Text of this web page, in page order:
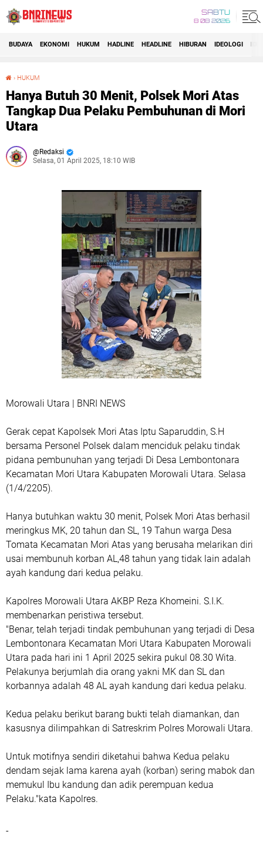
SABTU
8 08 2026
BUDAYA EKONOMI HUKUM HADLINE HEADLINE HIBURAN IDEOLOGI
› HUKUM
Hanya Butuh 30 Menit, Polsek Mori Atas
Tangkap Dua Pelaku Pembuhunan di Mori
Utara
Redaksi
Selasa, 01 April 2025, 18:10 WIB
Morowali Utara | BNRI NEWS
Gerak cepat Kapolsek Mori Atas Iptu Saparuddin, S.H
bersama Personel Polsek dalam menciduk pelaku tindak
pidana pembunuhan yang terjadi Di Desa Lembontonara
Kecamatan Mori Utara Kabupaten Morowali Utara. Selasa
(1/4/2205).
Hanya butuhkan waktu 30 menit, Polsek Mori Atas berhasil
meringkus MK, 20 tahun dan SL, 19 Tahun warga Desa
Tomata Kecamatan Mori Atas yang berusaha melarikan diri
usai membunuh korban AL,48 tahun yang tidak lain adalah
ayah kandung dari kedua pelaku.
Kapolres Morowali Utara AKBP Reza Khomeini. S.I.K.
membenarkan peristiwa tersebut.
"Benar, telah terjadi tindak pembuhunan yang terjadi di Desa
Lembontonara Kecamatan Mori Utara Kabupaten Morowali
Utara pada hari ini 1 April 2025 sekira pukul 08.30 Wita.
Pelakunya berjumlah dia orang yakni MK dan SL dan
korbannya adalah 48 AL ayah kandung dari kedua pelaku.
Kedua pelaku berikut barang bukti telah diamankan, dan
kasusnya dilimpahkan di Satreskrim Polres Morowali Utara.
Untuk motifnya sendiri diketahui bahwa Kedua pelaku
dendam sejak lama karena ayah (korban) sering mabok dan
memukul Ibu kandung dan adik perempuan kedua
Pelaku."kata Kapolres.
-